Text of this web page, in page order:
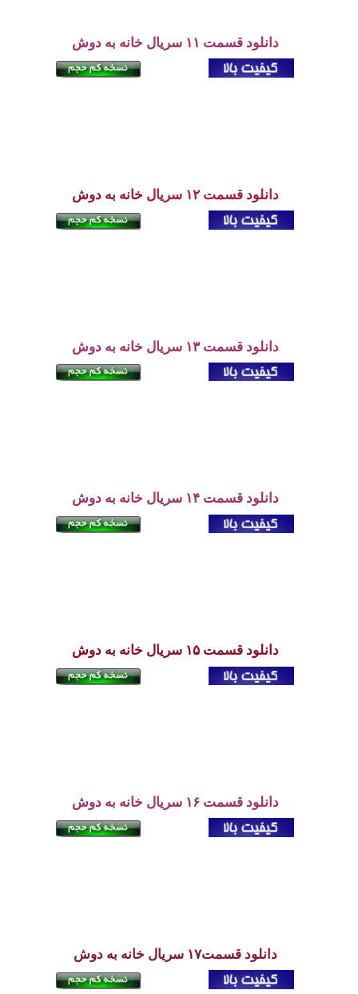
دانلود قسمت ۱۱ سریال خانه به دوش
دانلود قسمت ۱۲ سریال خانه به دوش
دانلود قسمت ۱۳ سریال خانه به دوش
دانلود قسمت ۱۴ سریال خانه به دوش
دانلود قسمت ۱۵ سریال خانه به دوش
دانلود قسمت ۱۶ سریال خانه به دوش
دانلود قسمت۱۷ سریال خانه به دوش